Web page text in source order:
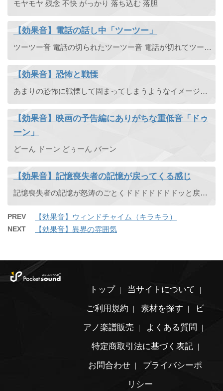
モヤモヤ 残念 不快 がっかり 落ち込む 落胆
【効果音】電話の話し中「ツーツー」
ツーツー音 電話の切られたツーツー音 電話が切れてツーツー 電話 終了
【効果音】恐怖と戦慄
あまりの恐怖に戦慄して固まってしまうようなイメージのエフェクト効果音です。幽霊や化物、怪物との遭遇など。
【効果音】映画の予告編にありがちな重低音「ドゥ
ーン」
どーん ドーン どぅーん バーン
【効果音】記憶喪失者の記憶が戻ってくる感じ
記憶喪失者の記憶が怒涛のごとくドドドドドドドッと戻ってくるイメージのエフェクト効果音です。
PREV 【効果音】ウィンドチャイム（キラキラ）
NEXT 【効果音】異界の雰囲気
トップ
当サイトについて
ご利用規約
素材を探す
ピ
アノ楽譜販売
よくある質問
特定商取引法に基づく表記
お問合わせ
プライバシーポ
リシー